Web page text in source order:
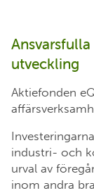
utveckling
Aktiefonden
industri- och
urval av
inom andra